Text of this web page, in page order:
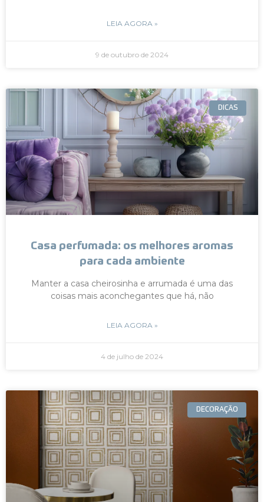
LEIA AGORA »
9 de outubro de 2024
DICAS
Casa perfumada: os melhores aromas
para cada ambiente
Manter a casa cheirosinha e arrumada é uma das
coisas mais aconchegantes que há, não
LEIA AGORA »
4 de julho de 2024
DECORAÇÃO